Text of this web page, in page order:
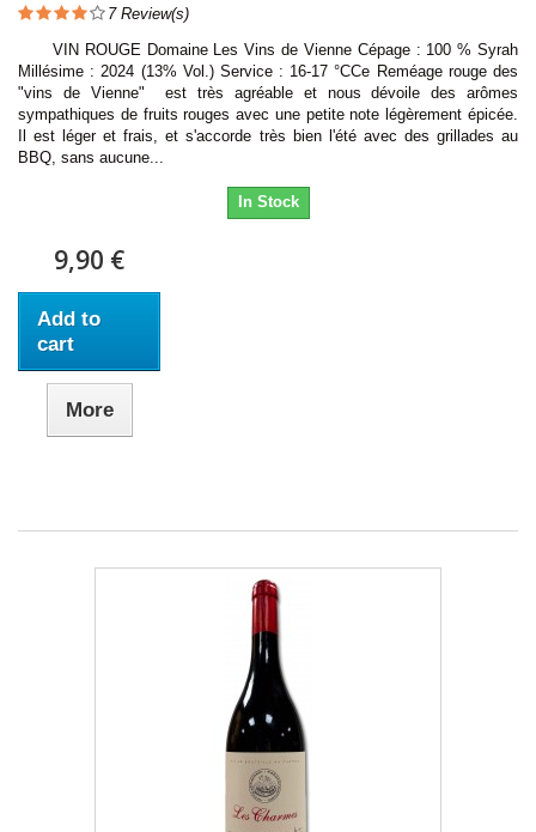
7Review(s)
VIN ROUGE Domaine Les Vins de Vienne Cépage : 100 % Syrah
Millésime : 2024 (13% Vol.) Service : 16-17 °CCe Reméage rouge des
"vins de Vienne" est très agréable et nous dévoile des arômes
sympathiques de fruits rouges avec une petite note légèrement épicée.
Il est léger et frais, et s'accorde très bien l'été avec des grillades au
BBQ, sans aucune...
In Stock
9,90 €
Add to
cart
More